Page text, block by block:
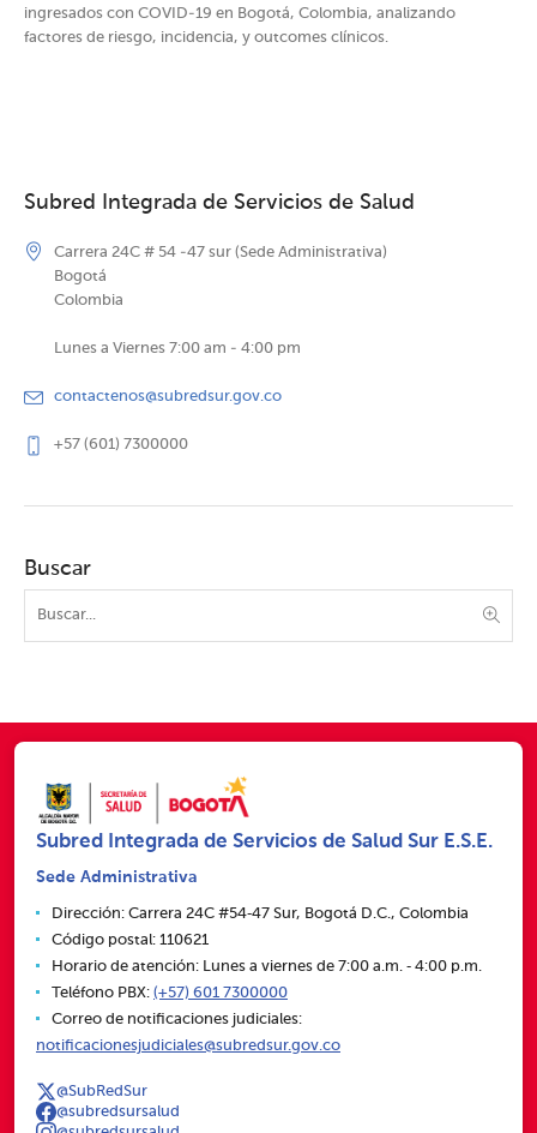
ingresados con COVID-19 en Bogotá, Colombia, analizando
factores de riesgo, incidencia, y outcomes clínicos.
Subred Integrada de Servicios de Salud
Carrera 24C # 54 -47 sur (Sede Administrativa)
Bogotá
Colombia
Lunes a Viernes 7:00 am - 4:00 pm
contactenos@subredsur.gov.co
+57 (601) 7300000
Buscar
Subred Integrada de Servicios de Salud Sur E.S.E.
Sede Administrativa
Dirección: Carrera 24C #54‑47 Sur, Bogotá D.C., Colombia
Código postal: 110621
Horario de atención: Lunes a viernes de 7:00 a.m. ‑ 4:00 p.m.
Teléfono PBX: (+57) 601 7300000
Correo de notificaciones judiciales:
notificacionesjudiciales@subredsur.gov.co
@SubRedSur
@subredsursalud